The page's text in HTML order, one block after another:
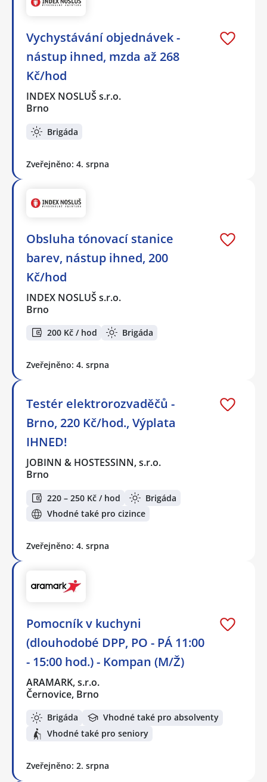
Vychystávání objednávek -
nástup ihned, mzda až 268
Kč/hod
INDEX NOSLUŠ s.r.o.
Brno
Brigáda
Zveřejněno: 4. srpna
Obsluha tónovací stanice
barev, nástup ihned, 200
Kč/hod
INDEX NOSLUŠ s.r.o.
Brno
200 Kč / hod Brigáda
Zveřejněno: 4. srpna
Testér elektrorozvaděčů -
Brno, 220 Kč/hod., Výplata
IHNED!
JOBINN & HOSTESSINN, s.r.o.
Brno
220 – 250 Kč / hod
Brigáda
Vhodné také pro cizince
Zveřejněno: 4. srpna
Pomocník v kuchyni
(dlouhodobé DPP, PO - PÁ 11:00
- 15:00 hod.) - Kompan (M/Ž)
ARAMARK, s.r.o.
Černovice, Brno
Brigáda
Vhodné také pro absolventy
Vhodné také pro seniory
Zveřejněno: 2. srpna